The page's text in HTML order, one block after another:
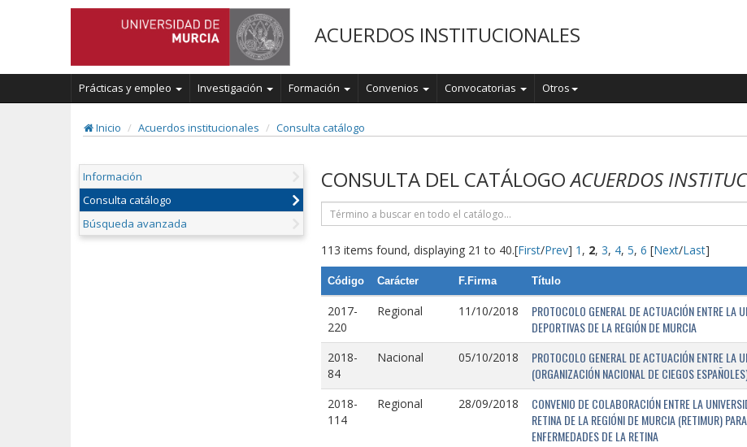
ACUERDOS INSTITUCIONALES
Prácticas y empleo Investigación Formación Convenios Convocatorias Otros
Inicio Acuerdos institucionales Consulta catálogo
Información
Consulta catálogo
Búsqueda avanzada
CONSULTA DEL CATÁLOGOACUERDOS
113 items found, displaying 21 to 40.[First/Prev] 1 , 2, 3, 4, 5, 6 [Next/Last]
Código Carácter F.Firma Título
2017-
220
Regional 11/10/2018
PROTOCOLO GENERAL DE ACTUACIÓN ENTRE LA
DEPORTIVAS DE LA REGIÓN DE MURCIA
2018-
84
Nacional 05/10/2018
PROTOCOLO GENERAL DE ACTUACIÓN ENTRE LA
(ORGANIZACIÓN NACIONAL DE CIEGOS
2018-
114
Regional 28/09/2018
CONVENIO DE COLABORACIÓN ENTRE LA
RETINA DE LA REGIÓNI DE MURCIA (RETIMUR)
ENFERMEDADES DE LA RETINA